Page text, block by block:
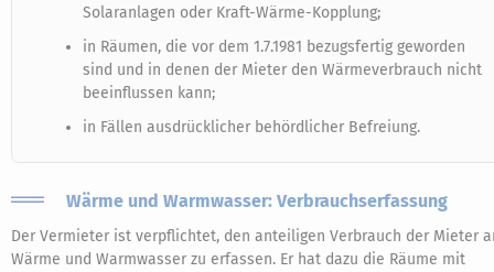
Solaranlagen oder Kraft-Wärme-Kopplung;
in Räumen, die vor dem 1.7.1981 bezugsfertig geworden
sind und in denen der Mieter den Wärmeverbrauch nicht
beeinflussen kann;
in Fällen ausdrücklicher behördlicher Befreiung.
Wärme und Warmwasser: Verbrauchserfassung
Der Vermieter ist verpflichtet, den anteiligen Verbrauch der Mieter
Wärme und Warmwasser zu erfassen. Er hat dazu die Räume mit